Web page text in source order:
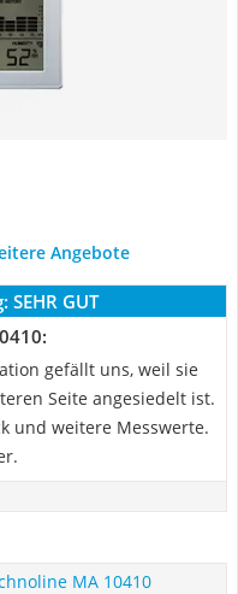
Angebote
SEHR GUT
gefällt uns, weil sie
Seite angesiedelt ist.
und weitere Messwerte.
‎MA 10410